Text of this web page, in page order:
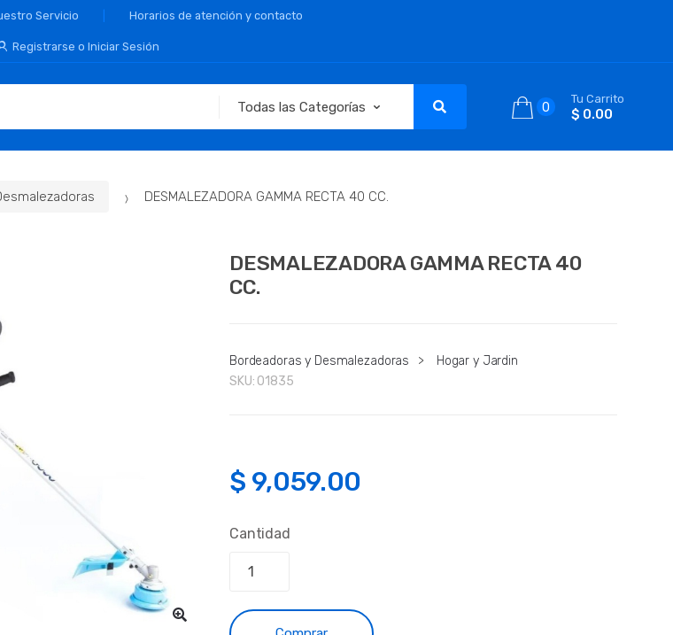
Servicio Horarios de atención y contacto
Registrarse o Iniciar Sesión
0
Tu Carrito
$ 0.00
DESMALEZADORA GAMMA RECTA 40 CC.
DESMALEZADORA GAMMA RECTA 40
CC.
Bordeadoras y Desmalezadoras >
Hogar y Jardin
SKU: 01835
$ 9,059.00
Cantidad